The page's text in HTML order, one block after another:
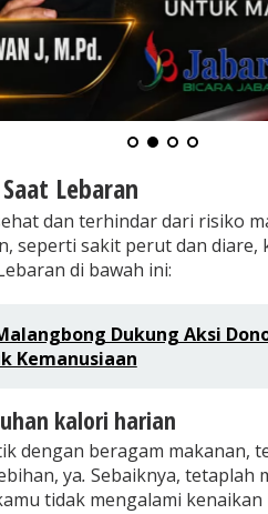
Lebaran
dan terhindar dari risiko
seperti sakit perut dan
di bawah ini:
Dukung Aksi
Kemanusiaan
kalori harian
dengan beragam makanan,
ya. Sebaiknya, tetaplah
tidak mengalami